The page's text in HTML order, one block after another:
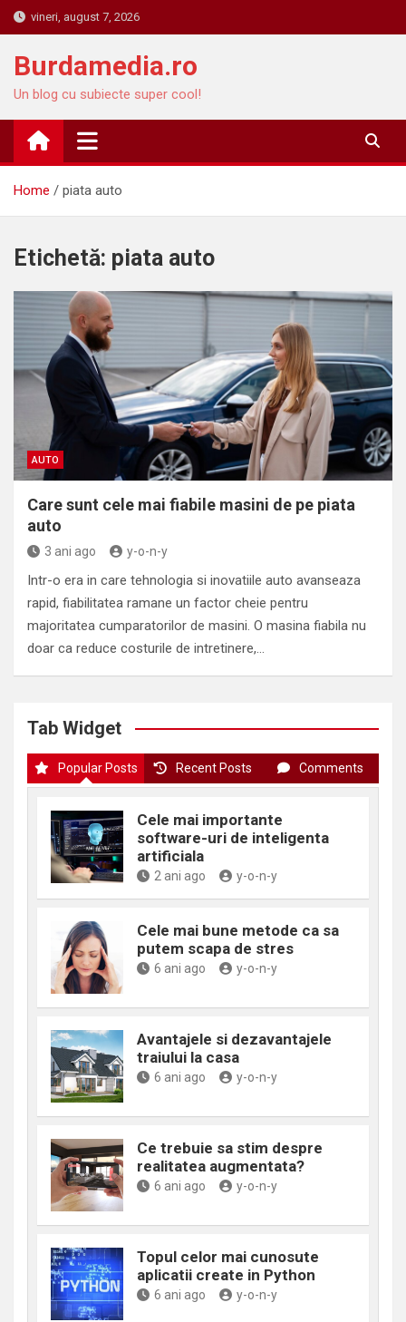
Skip
to
content
vineri, august 7, 2026
Burdamedia.ro
Un blog cu subiecte super cool!
Home piata auto
Etichetă: piata auto
AUTO
Care sunt cele mai fiabile masini de pe piata
auto
3 ani ago y-o-n-y
Intr-o era in care tehnologia si inovatiile auto avanseaza
rapid, fiabilitatea ramane un factor cheie pentru
majoritatea cumparatorilor de masini. O masina fiabila nu
doar ca reduce costurile de intretinere,…
Tab Widget
Popular Posts Recent Posts Comments
Cele mai importante
software-uri de inteligenta
artificiala
2 ani ago y-o-n-y
Cele mai bune metode ca sa
putem scapa de stres
6 ani ago y-o-n-y
Avantajele si dezavantajele
traiului la casa
6 ani ago y-o-n-y
Ce trebuie sa stim despre
realitatea augmentata?
6 ani ago y-o-n-y
Topul celor mai cunosute
aplicatii create in Python
6 ani ago y-o-n-y